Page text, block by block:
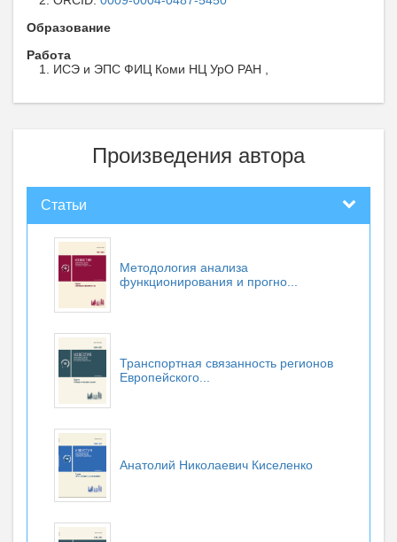
Образование
Работа
ИСЭ и ЭПС ФИЦ Коми НЦ УрО РАН ,
Произведения автора
Статьи
Методология анализа
функционирования и прогно...
Транспортная связанность регионов
Европейского...
Анатолий Николаевич Киселенко